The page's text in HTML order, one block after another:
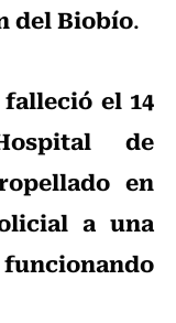
del Biobío.
falleció el 14
de
en
a una